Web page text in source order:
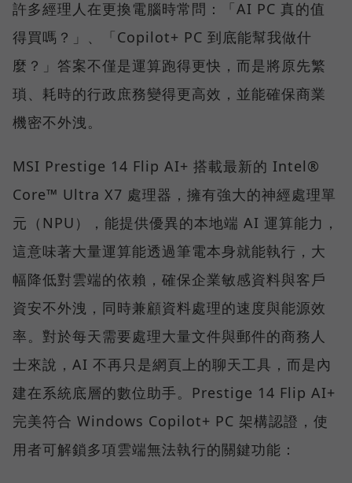
許多經理人在更換電腦時常問：「AI PC 真的值
得買嗎？」、「Copilot+ PC 到底能幫我做什
麼？」答案不僅是運算跑得更快，而是將原先繁
瑣、耗時的行政庶務變得更高效，並能確保商業
機密不外洩。
MSI Prestige 14 Flip AI+ 搭載最新的 Intel®
Core™ Ultra X7 處理器，擁有強大的神經處理單
元（NPU），能提供優異的本地端 AI 運算能力，
這意味著大量運算能透過筆電本身就能執行，大
幅降低對雲端的依賴，確保企業敏感資料與客戶
資安不外洩，同時兼顧資料處理的速度與能源效
率。對於每天需要處理大量文件與郵件的商務人
士來說，AI 不再只是網頁上的聊天工具，而是內
建在系統底層的數位助手。Prestige 14 Flip AI+
完美符合 Windows Copilot+ PC 架構認證，使
用者可解鎖多項雲端無法執行的關鍵功能：